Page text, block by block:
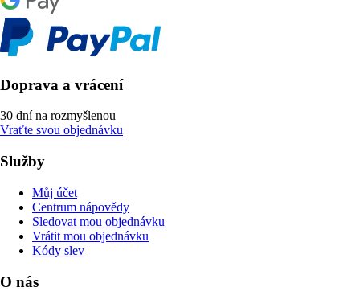
Doprava a vrácení
30 dní na rozmyšlenou
Vraťte svou objednávku
Služby
Můj účet
Centrum nápovědy
Sledovat mou objednávku
Vrátit mou objednávku
Kódy slev
O nás